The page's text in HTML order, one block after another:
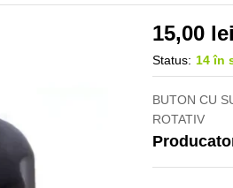
15,00 lei
Status: 14 în
BUTON CU
ROTATIV